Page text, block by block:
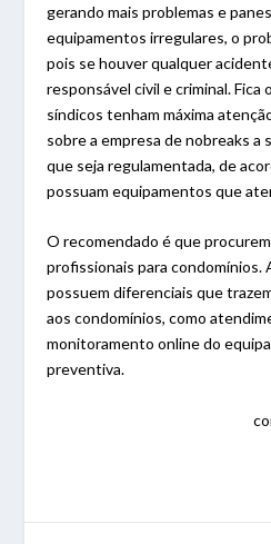
gerando mais problemas e
equipamentos irregulares, o
pois se houver qualquer
responsável civil e criminal. Fica
síndicos tenham máxima
sobre a empresa de nobreaks
que seja regulamentada, de
possuam equipamentos que
O recomendado é que
profissionais para condomínios.
possuem diferenciais que
aos condomínios, como
monitoramento online do
preventiva.